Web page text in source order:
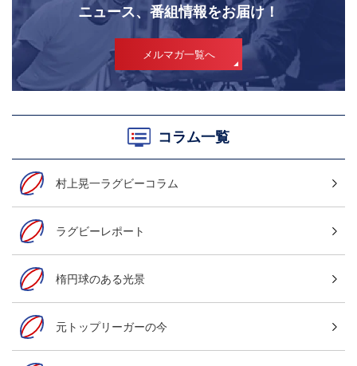
ニュース、番組情報をお届け！
メルマガ一覧へ
コラム一覧
村上晃一ラグビーコラム
ラグビーレポート
楕円球のある光景
元トップリーガーの今